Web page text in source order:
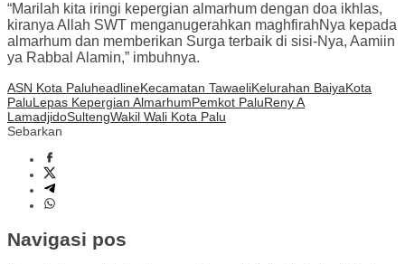
“Marilah kita iringi kepergian almarhum dengan doa ikhlas,
kiranya Allah SWT menganugerahkan maghfirahNya kepada
almarhum dan memberikan Surga terbaik di sisi-Nya, Aamiin
ya Rabbal Alamin,” imbuhnya.
ASN Kota PaluheadlineKecamatan TawaeliKelurahan BaiyaKota
PaluLepas Kepergian AlmarhumPemkot PaluReny A
LamadjidoSultengWakil Wali Kota Palu
Sebarkan
Navigasi pos